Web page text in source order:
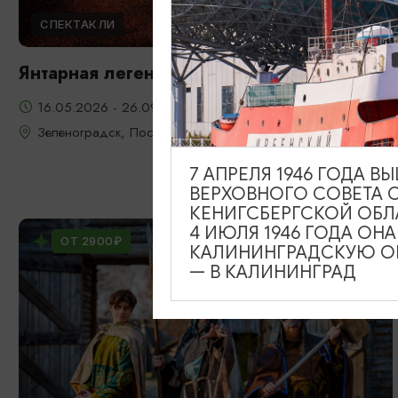
СПЕКТАКЛИ
Янтарная легенда
16.05.2026 - 26.09.2026, 22:00, 23:00, 20:00
Зеленоградск, Поселение викингов «Кауп»
ОТ 2900₽
7 АПРЕЛЯ 1946 ГОДА
ВЕРХОВНОГО СОВЕТА
КЕНИГСБЕРГСКОЙ
4 ИЮЛЯ 1946 ГОДА
КАЛИНИНГРАДСКУЮ
— В КАЛИНИНГРАД